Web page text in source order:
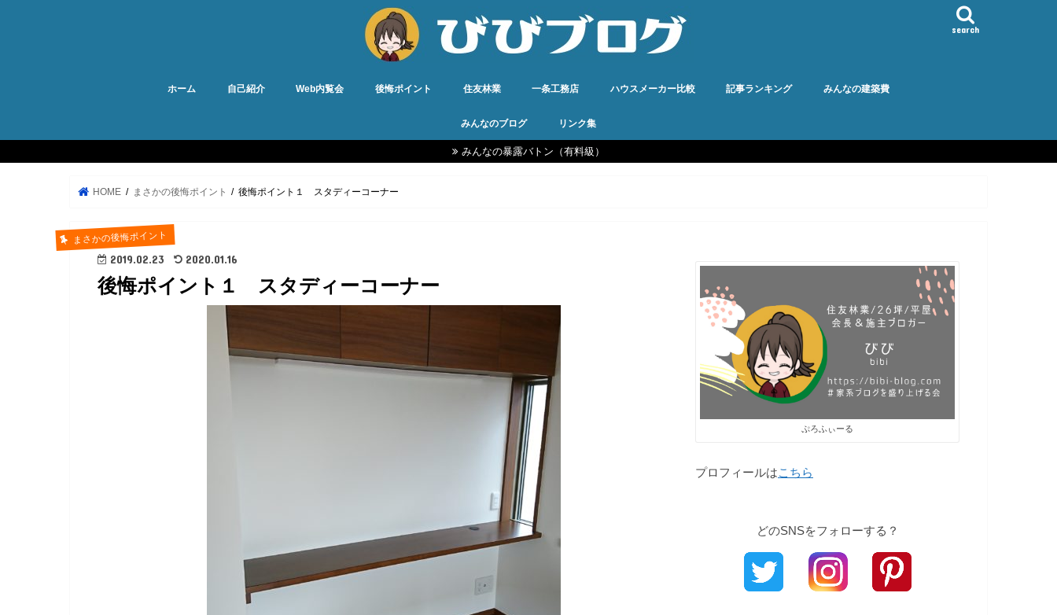
search
ホーム 自己紹介 Web内覧会 後悔ポイント 住友林業 一条工務店 ハウスメーカー比較 記事ランキング みんなの建築費
みんなのブログ リンク集
みんなの暴露バトン（有料級）
HOME まさかの後悔ポイント 後悔ポイント１ スタディーコーナー
まさかの後悔ポイント
2019.02.23 2020.01.16
後悔ポイント１ スタディーコーナー
ぷろふぃーる
プロフィールはこちら
どのSNSをフォローする？